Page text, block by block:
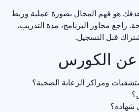
هدفك هو فهم المجال بصورة عملية وربط
راجع محاور البرنامج، مدة التدريب،
قبل التسجيل.
عن الكورس
ومراكز الرعاية الصحية؟
شهادة؟